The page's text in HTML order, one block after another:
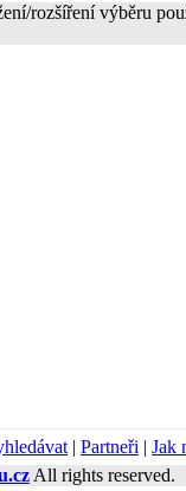
rozšíření výběru
| Partneři | Jak
All rights reserved.